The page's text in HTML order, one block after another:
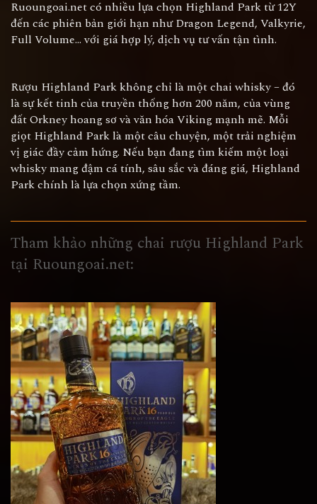
Ruoungoai.net có nhiều lựa chọn Highland Park từ 12Y
đến các phiên bản giới hạn như Dragon Legend, Valkyrie,
Full Volume… với giá hợp lý, dịch vụ tư vấn tận tình.
Rượu Highland Park không chỉ là một chai whisky – đó
là sự kết tinh của truyền thống hơn 200 năm, của vùng
đất Orkney hoang sơ và văn hóa Viking mạnh mẽ. Mỗi
giọt Highland Park là một câu chuyện, một trải nghiệm
vị giác đầy cảm hứng. Nếu bạn đang tìm kiếm một loại
whisky mang đậm cá tính, sâu sắc và đáng giá, Highland
Park chính là lựa chọn xứng tầm.
Tham khảo những chai rượu Highland Park
tại Ruoungoai.net: